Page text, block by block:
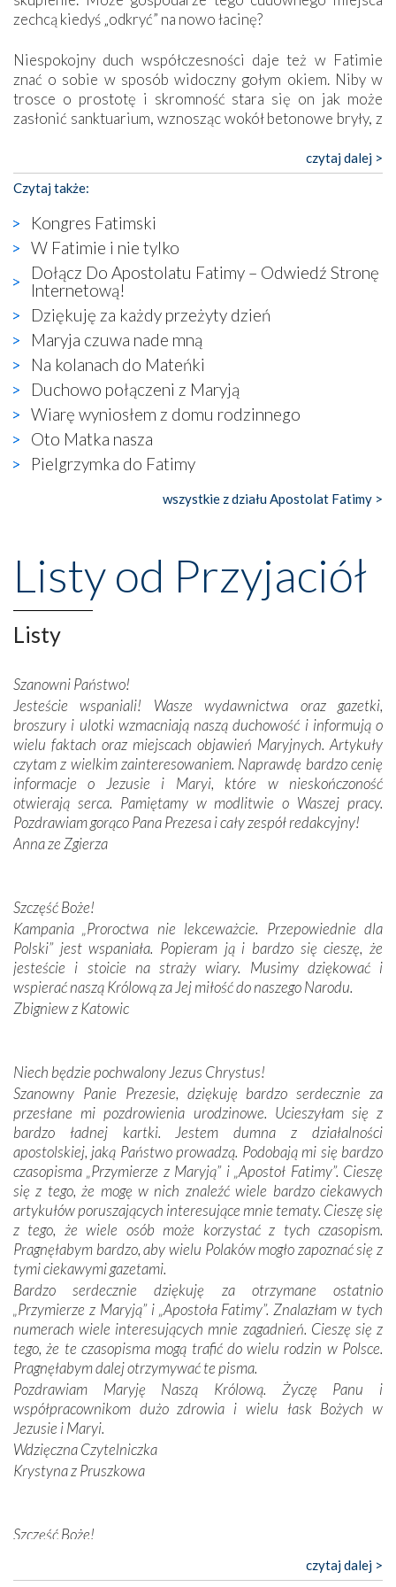
zechcą kiedyś „odkryć” na nowo łacinę?
Niespokojny duch współczesności daje też w Fatimie
znać o sobie w sposób widoczny gołym okiem. Niby w
trosce o prostotę i skromność stara się on jak może
zasłonić sanktuarium, wznosząc wokół betonowe bryły, z
katolickiego kultu. Tylko co wspólnego z żywą,
autentyczną wiarą mogą mieć płaskie, szare bunkry albo
kaplice, w których Tabernakulum przypomina bardziej
skrzynkę na narzędzia? Albo co powiedzieć o ustawionym
tuż przy nowej bazylice wielkim krzyżu, na którym
zamiast Chrystusa umieszczono dziwaczną postać jakby
wyjętą ze starożytnych hieroglifów? W kulturowym
kontekście naszych czasów to raczej karykatura niż godny
wizerunek Zbawiciela…
Zatem nawet w bezpośrednim otoczeniu sanktuarium
naocznie przekonaliśmy się, że wewnątrz Kościoła toczy
się ogromna walka o kształt katolicyzmu i o serca
wierzących. Do czego to zmaganie może prowadzić,
widzieliśmy w urokliwym, niewielkim mieście Obidos,
gdzie w miejscu dawnego kościoła działa dzisiaj…
księgarnia.
Nasze pielgrzymkowe wyprawy, których celem były
wspaniałe klasztory w miasteczku Alcobaça czy w Batalhi,
Opatrznościową pomoc w wygranej bitwie o
niepodległość kraju. Zachwyt budziła potężna, a zarazem
misterna architektura tych monumentalnych dzieł,
wspaniałe zdobienia, dbałość ich twórców o detale,
połączenie talentów z wytrwałością i pracowitością
Podążyliśmy też śladami fatimskich wizjonerów – Łucji
dos Santos oraz świętych Hiacynty i Franciszka Marto.
Modliliśmy się przy ich grobach. Odprawiliśmy Drogę
Krzyżową w ich rodzinnych stronach, odwiedziliśmy
domy, w których żyli.
W miejscu objawień Matki Bożej zapaliliśmy świece
przywiezione wraz z intencjami powierzonymi nam przez
spotykaliśmy się z serdeczną otwartością
Portugalczyków. Podziwialiśmy ich ludową sztukę i
zwyczaje. Mimo że nasze kraje są od siebie bardzo
oddalone, w żaden sposób nie czuliśmy się obco.
Sprawiła to oczywiście sama Matka Boża, ale też
kulturowa bliskość biorąca swój początek w naszej
mieliśmy okazję przekonać się, że Maryja swoją opieką
otacza nie tylko nasz naród, lecz wszystkie nacje, które
się Jej ufnie oddają, a także każdą osobę, która zawierza
Jej siebie oraz swych bliskich.
Dzieje Portugalii to również historia wierności Bogu i
odstępstw, także w życiu władców. Trudne momenty w
wymiarze tak osobistym, jak i zbiorowym, przypominają o
konieczności ciągłego zabiegania o własną duszę i o łaskę
Opatrzności. Wierność przynosi pomyślność –
przynajmniej w życiu duchowym. Odstępstwo owocuje
nieszczęściem i śmiercią. Te uniwersalne prawdy
przychodziły na myśl, gdy słuchaliśmy opowieści
przewodników o portugalskich monarchach i wodzach,
zwycięskich bitwach i nieszczęśliwych losach grzesznych
kochanków.
Byli tym razem pośród Apostołów Fatimy reprezentanci
każdego spośród żyjących pokoleń. Najmłodszy uczestnik
liczył sobie 13 lat, zaś senior, pan Zdzisław – już 94.
Całe życie marzyłem, by tu przyjechać
rozmowie.
bez obecności duszpasterza – księdza Krzysztofa.
wysłuchania Mszy Świętej, dawał on wyrazy swej
czytaj dalej >
Czytaj także:
Kongres Fatimski
W Fatimie i nie tylko
Dołącz Do Apostolatu Fatimy – Odwiedź Stronę
Internetową!
Dziękuję za każdy przeżyty dzień
Maryja czuwa nade mną
Na kolanach do Mateńki
Duchowo połączeni z Maryją
Wiarę wyniosłem z domu rodzinnego
Oto Matka nasza
Pielgrzymka do Fatimy
wszystkie z działu Apostolat Fatimy >
Listy od Przyjaciół
Listy
Szanowni Państwo!
Jesteście wspaniali! Wasze wydawnictwa oraz gazetki,
broszury i ulotki wzmacniają naszą duchowość i informują o
wielu faktach oraz miejscach objawień Maryjnych. Artykuły
czytam z wielkim zainteresowaniem. Naprawdę bardzo cenię
informacje o Jezusie i Maryi, które w nieskończoność
otwierają serca. Pamiętamy w modlitwie o Waszej pracy.
Pozdrawiam gorąco Pana Prezesa i cały zespół redakcyjny!
Anna ze Zgierza
Szczęść Boże!
Kampania „Proroctwa nie lekceważcie. Przepowiednie dla
Polski” jest wspaniała. Popieram ją i bardzo się cieszę, że
jesteście i stoicie na straży wiary. Musimy dziękować i
wspierać naszą Królową za Jej miłość do naszego Narodu.
Zbigniew z Katowic
Niech będzie pochwalony Jezus Chrystus!
Szanowny Panie Prezesie, dziękuję bardzo serdecznie za
przesłane mi pozdrowienia urodzinowe. Ucieszyłam się z
bardzo ładnej kartki. Jestem dumna z działalności
apostolskiej, jaką Państwo prowadzą. Podobają mi się bardzo
czasopisma „Przymierze z Maryją” i „Apostoł Fatimy”. Cieszę
się z tego, że mogę w nich znaleźć wiele bardzo ciekawych
artykułów poruszających interesujące mnie tematy. Cieszę się
z tego, że wiele osób może korzystać z tych czasopism.
Pragnęłabym bardzo, aby wielu Polaków mogło zapoznać się z
tymi ciekawymi gazetami.
Bardzo serdecznie dziękuję za otrzymane ostatnio
„Przymierze z Maryją” i „Apostoła Fatimy”. Znalazłam w tych
numerach wiele interesujących mnie zagadnień. Cieszę się z
tego, że te czasopisma mogą trafić do wielu rodzin w Polsce.
Pragnęłabym dalej otrzymywać te pisma.
Pozdrawiam Maryję Naszą Królową. Życzę Panu i
współpracownikom dużo zdrowia i wielu łask Bożych w
Jezusie i Maryi.
Wdzięczna Czytelniczka
Krystyna z Pruszkowa
Szczęść Boże!
to pismo, które bardzo sobie cenię i szanuję. Redagujecie
czytaj dalej >